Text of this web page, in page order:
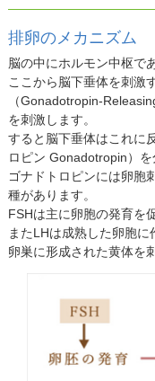
排卵のメカニズム
脳の中にホルモン中枢で
ここから脳下垂体を刺激
（Gonadotropin-
を刺激します。
すると脳下垂体はこれに
ロピン Gonadotropin）を
ゴナドトロピンには卵胞
種があります。
FSHは主に卵胞の発育を
またLHは成熟した卵胞
卵巣に形成された黄体を